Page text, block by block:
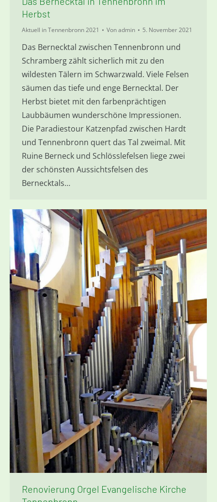
Herbst
Aktuell in Tennenbronn 2021 Vonadmin 5. November 2021
Das Bernecktal zwischen Tennenbronn und
Schramberg zählt sicherlich mit zu den
wildesten Tälern im Schwarzwald. Viele Felsen
säumen das tiefe und enge Bernecktal. Der
Herbst bietet mit den farbenprächtigen
Laubbäumen wunderschöne Impressionen.
Die Paradiestour Katzenpfad zwischen Hardt
und Tennenbronn quert das Tal zweimal. Mit
Ruine Berneck und Schlösslefelsen liege zwei
der schönsten Aussichtsfelsen des
Bernecktals…
Renovierung Orgel Evangelische Kirche